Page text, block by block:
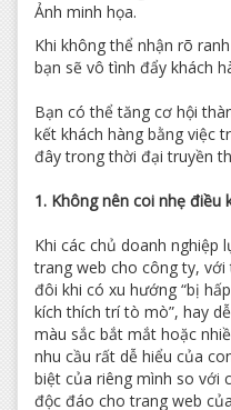
Ảnh minh họa.
Khi không thể nhận rõ
bạn sẽ vô tình đẩy khách
Bạn có thể tăng cơ hội
kết khách hàng bằng việc
đây trong thời đại truyền
1. Không nên coi nhẹ
Khi các chủ doanh nghiệp
trang web cho công ty,
đôi khi có xu hướng “bị
kích thích trí tò mò”, hay
màu sắc bắt mắt hoặc
nhu cầu rất dễ hiểu của
biệt của riêng mình so với
độc đáo cho trang web